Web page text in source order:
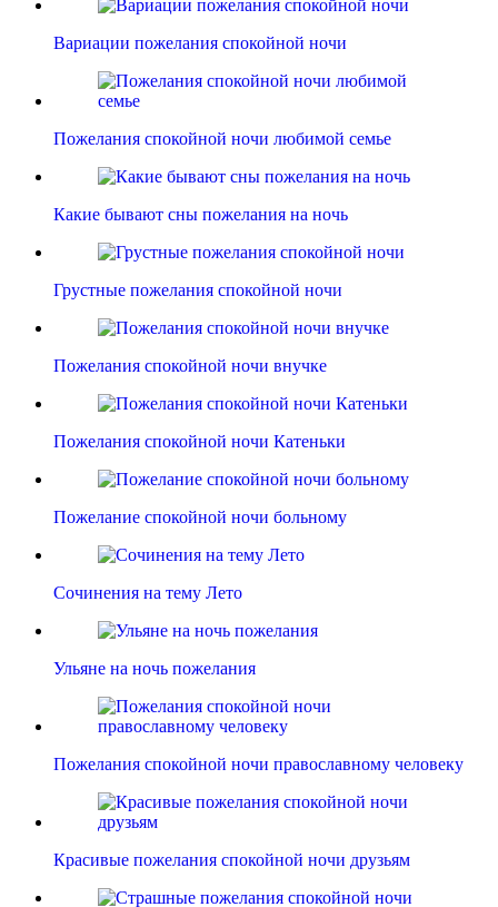
Вариации пожелания спокойной ночи
Пожелания спокойной ночи любимой семье
Какие бывают сны пожелания на ночь
Грустные пожелания спокойной ночи
Пожелания спокойной ночи внучке
Пожелания спокойной ночи Катеньки
Пожелание спокойной ночи больному
Сочинения на тему Лето
Ульяне на ночь пожелания
Пожелания спокойной ночи православному человеку
Красивые пожелания спокойной ночи друзьям